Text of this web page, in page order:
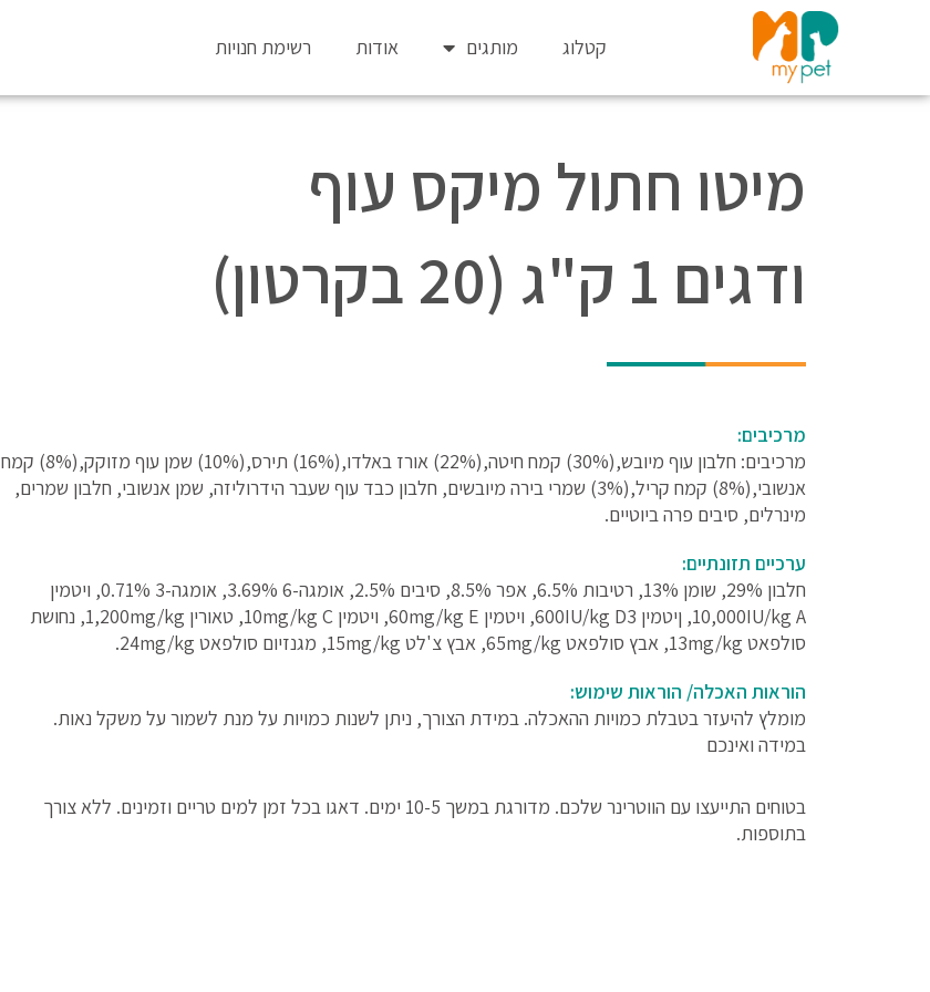
קטלוג מותגים אודות רשימת חנויות
מיטו חתול מיקס עוף
ודגים 1 ק"ג (20 בקרטון)
מרכיבים:
מרכיבים: חלבון עוף מיובש,(30%) קמח חיטה,(22%) אורז באלדו,(16%) תירס,(10%) שמן עוף מזוקק,(8%) קמח
אנשובי,(8%) קמח קריל,(3%) שמרי בירה מיובשים, חלבון כבד עוף שעבר הידרוליזה, שמן אנשובי, חלבון שמרים,
מינרלים, סיבים פרה ביוטיים.
ערכיים תזונתיים:
חלבון 29%, שומן 13%, רטיבות 6.5%, אפר 8.5%, סיבים 2.5%, אומגה-6 3.69%, אומגה-3 0.71%, ויטמין
10,000IU/kg A, ןיטמין 600IU/kg D3, ויטמין 60mg/kg E, ויטמין 10mg/kg C, טאורין 1,200mg/kg, נחושת
סולפאט 13mg/kg, אבץ סולפאט 65mg/kg, אבץ צ'לט 15mg/kg, מגנזיום סולפאט 24mg/kg.
הוראות האכלה/ הוראות שימוש:
מומלץ להיעזר בטבלת כמויות ההאכלה. במידת הצורך, ניתן לשנות כמויות על מנת לשמור על משקל נאות.
במידה ואינכם
בטוחים התייעצו עם הווטרינר שלכם. מדורגת במשך 10-5 ימים. דאגו בכל זמן למים טריים וזמינים. ללא צורך
בתוספות.